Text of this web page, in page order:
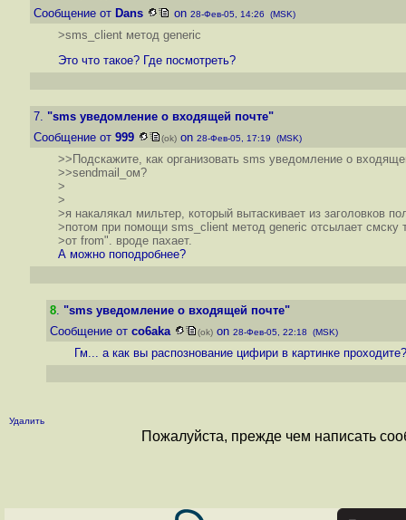
Сообщение от Dans on 28-Фев-05, 14:26 (MSK)
>sms_client метод generic
Это что такое? Где посмотреть?
7. "sms уведомление о входящей почте"
Сообщение от 999 (ok) on 28-Фев-05, 17:19 (MSK)
>>Подскажите, как организовать sms уведомление о
>>sendmail_ом?
>
>
>я накалякал мильтер, который вытаскивает из заголовков
>потом при помощи sms_client метод generic отсылает смску
>от from". вроде пахает.
А можно поподробнее?
8. "sms уведомление о входящей почте"
Сообщение от co6aka (ok) on 28-Фев-05, 22:18 (MSK)
Гм... а как вы распознование цифири в картинке проходите?
Удалить
Пожалуйста, прежде чем написать